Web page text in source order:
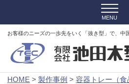
お客様のニーズの一歩先をいく「抜き型」で、中
HOME > 製作事例 > 容器トレー（